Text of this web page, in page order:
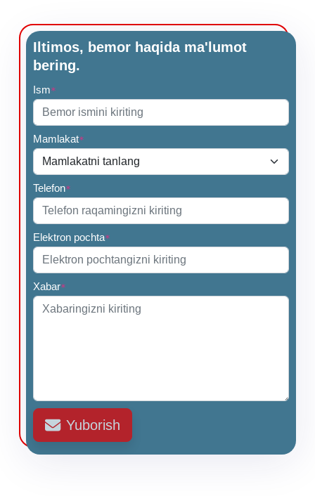
Iltimos, bemor haqida ma'lumot
bering.
Ism*
Mamlakat*
Telefon*
Elektron pochta*
Xabar*
Yuborish